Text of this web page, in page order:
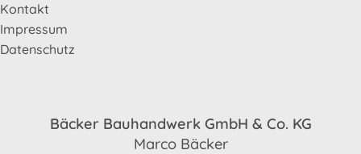
Kontakt
Impressum
Datenschutz
Bäcker Bauhandwerk GmbH & Co. KG
Marco Bäcker